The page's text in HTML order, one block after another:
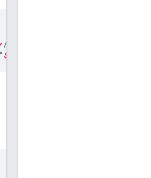
/devices:createSigned"
${CUSTOMER_NAME}